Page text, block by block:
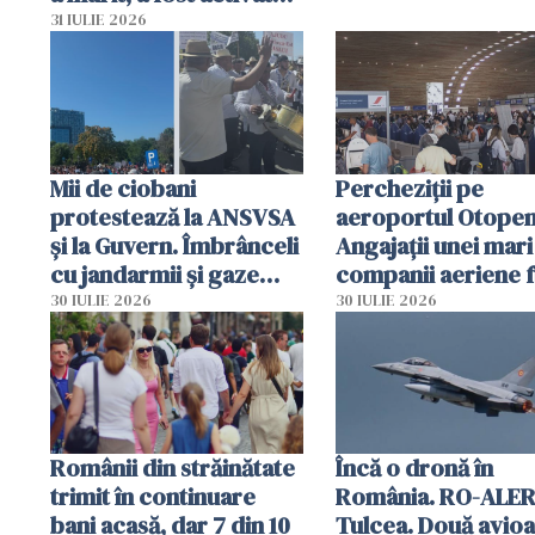
planul roșu de
31 IULIE 2026
Mii de ciobani
protestează la ANSVSA
și la Guvern. Îmbrânceli
cu jandarmii și gaze
lacrimogene
30 IULIE 2026
Percheziții pe
aeroportul
Angajații unei mari
companii aeriene
parfumuri, ceasuri
vânzării
30 IULIE 2026
Românii din străinătate
trimit în continuare
bani acasă, dar 7 din 10
Încă o dronă în
România. RO-
Tulcea. Două